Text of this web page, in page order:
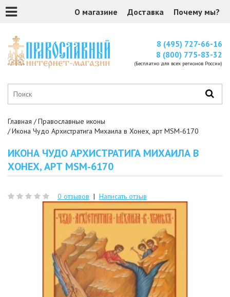
О магазине Доставка Почему мы?
8 (495) 727-66-16
8 (800) 775-83-32
(Бесплатно для всех регионов России)
Главная
Православные иконы
Икона Чудо Архистратига Михаила в Хонех, арт MSM-6170
ИКОНА ЧУДО АРХИСТРАТИГА МИХАИЛА В
ХОНЕХ, АРТ MSM-6170
0 отзывов | Написать отзыв